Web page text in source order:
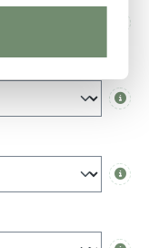
Info
Info